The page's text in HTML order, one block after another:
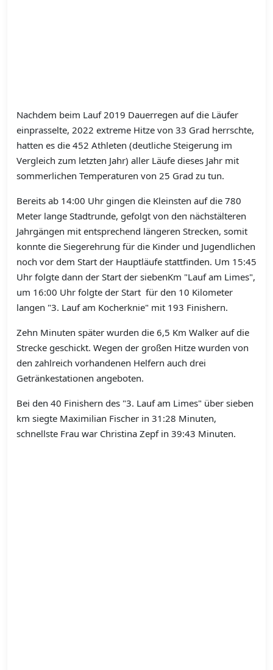
Nachdem beim Lauf 2019 Dauerregen auf die Läufer
einprasselte, 2022 extreme Hitze von 33 Grad herrschte,
hatten es die 452 Athleten (deutliche Steigerung im
Vergleich zum letzten Jahr) aller Läufe dieses Jahr mit
sommerlichen Temperaturen von 25 Grad zu tun.
Bereits ab 14:00 Uhr gingen die Kleinsten auf die 780
Meter lange Stadtrunde, gefolgt von den nächstälteren
Jahrgängen mit entsprechend längeren Strecken, somit
konnte die Siegerehrung für die Kinder und Jugendlichen
noch vor dem Start der Hauptläufe stattfinden. Um 15:45
Uhr folgte dann der Start der siebenKm "Lauf am Limes",
um 16:00 Uhr folgte der Start für den 10 Kilometer
langen "3. Lauf am Kocherknie" mit 193 Finishern.
Zehn Minuten später wurden die 6,5 Km Walker auf die
Strecke geschickt. Wegen der großen Hitze wurden von
den zahlreich vorhandenen Helfern auch drei
Getränkestationen angeboten.
Bei den 40 Finishern des "3. Lauf am Limes" über sieben
km siegte Maximilian Fischer in 31:28 Minuten,
schnellste Frau war Christina Zepf in 39:43 Minuten.